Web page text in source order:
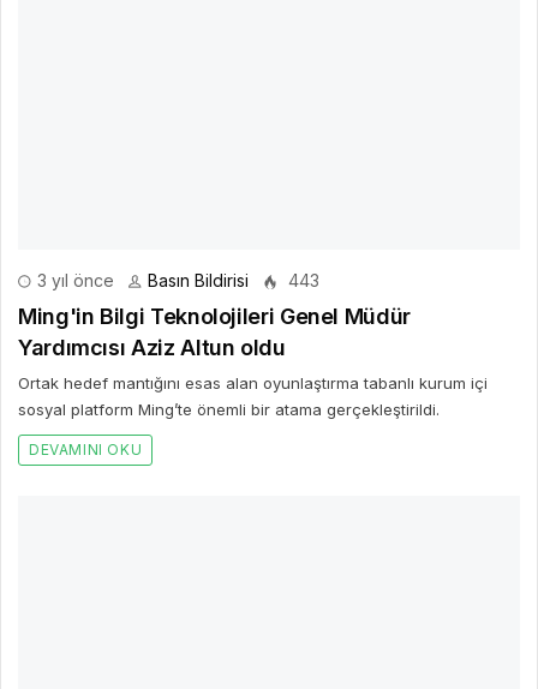
3 yıl önce Basın Bildirisi 443
Ming'in Bilgi Teknolojileri Genel Müdür
Yardımcısı Aziz Altun oldu
Ortak hedef mantığını esas alan oyunlaştırma tabanlı kurum içi
sosyal platform Ming’te önemli bir atama gerçekleştirildi.
DEVAMINI OKU